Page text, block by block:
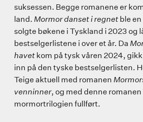
suksessen. Begge romanene er
land. Mormor danset i regnet ble
solgte bøkene i Tyskland i 2023 og
bestselgerlistene i over et år. Da
havet kom på tysk våren 2024,
inn på den tyske bestselgerlisten.
Teige aktuell med romanen
venninner, og med denne
mormortrilogien fullført.